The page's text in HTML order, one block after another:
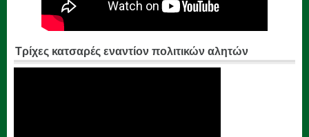
Τρίχες κατσαρές εναντίον πολιτικών αλητών